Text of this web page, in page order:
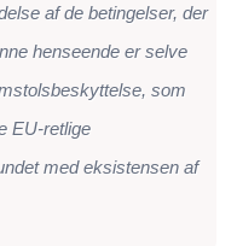
af de betingelser, der
henseende er selve
som
EU-retlige
med eksistensen af